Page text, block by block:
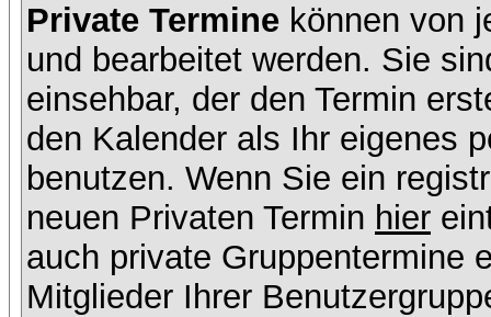
Private Termine können von
und bearbeitet werden. Sie
einsehbar, der den Termin
den Kalender als Ihr eigenes
benutzen. Wenn Sie ein
neuen Privaten Termin hier
auch private Gruppentermine
Mitglieder Ihrer